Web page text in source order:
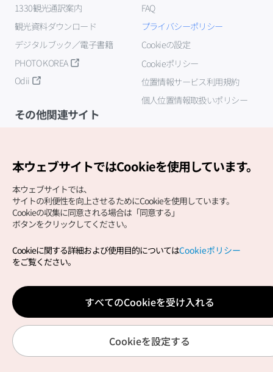
1330観光通訳案内
観光資料ダウンロード
デジタルブック／電子書籍
PHOTO KOREA
Odii
FAQ
プライバシーポリシー
Cookieの設定
Cookieポリシー
位置情報サービス利用規約
個人位置情報取扱いポリシー
その他関連サイト
Copyright (c) Korea Tourism Organization All Rights
サイトエラー報告公式メール
japanese@knto.or.kr
本ウェブサイトではCookieを使用しています。
本ウェブサイトでは、
サイトの利便性を向上させるためにCookieを使用しています。
Cookieの収集に同意される場合は「同意する」
ボタンをクリックしてください。
Cookieに関する詳細および使用目的についてはCookieポリシー
をご覧ください。
すべてのCookieを受け入れる
Cookieを設定する